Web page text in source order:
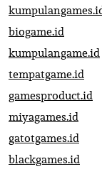
biogame.id
kumpulangame.id
tempatgame.id
gamesproduct.id
miyagames.id
gatotgames.id
blackgames.id